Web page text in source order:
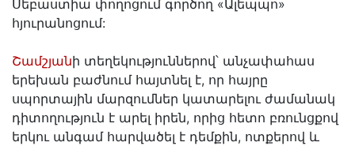
Սեբաստիա փողոցում գործող «Ալեպպո»
հյուրանոցում:
Շամշյանի տեղեկություններով՝ անչափահաս
երեխան բաժնում հայտնել է, որ հայրը
սպորտային մարզումներ կատարելու ժամանակ
դիտողություն է արել իրեն, որից հետո բռունցքով
երկու անգամ հարվածել է դեմքին, ոտքերով և